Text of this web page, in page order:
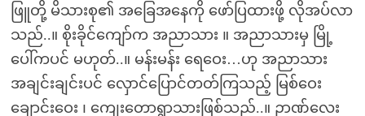
ဖြူတို့ မိသားစု၏ အခြေအနေကို ဖော်ပြထားဖို့ လိုအပ်လာ
သည်..။ စိုးခိုင်ကျော်က အညာသား ။ အညာသားမှ မြို့
ပေါ်ကပင် မဟုတ်..။ မန်းမန်း ရေဝေး…ဟု အညာသား
အချင်းချင်းပင် လှောင်ပြောင်တတ်ကြသည့် မြစ်ဝေး
ချောင်းဝေး ၊ ကျေးတောရွာသားဖြစ်သည်..။ ဉာဏ်လေး